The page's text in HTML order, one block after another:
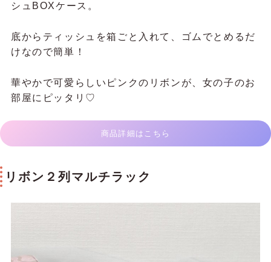
シュBOXケース。
底からティッシュを箱ごと入れて、ゴムでとめるだ
けなので簡単！
華やかで可愛らしいピンクのリボンが、女の子のお
部屋にピッタリ♡
商品詳細はこちら
リボン２列マルチラック